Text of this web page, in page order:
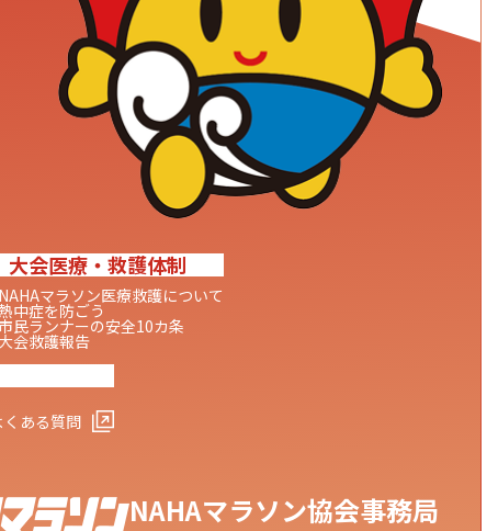
大会医療・救護体制
NAHAマラソン医療救護について
中症を防ごう
民ランナーの安全10カ条
大会救護報告
ある質問
NAHAマラソン協会事務局